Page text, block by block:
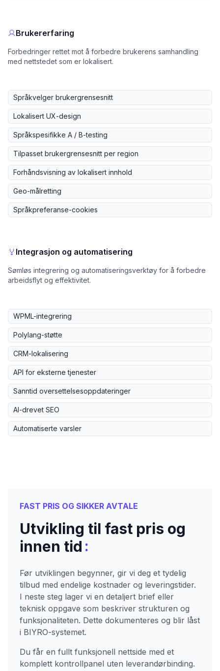
Brukererfaring
Forbedringer rettet mot å forbedre brukerens samhandling
med nettstedet som er lokalisert.
Språkvelger brukergrensesnitt
Lokalisert UX-design
Språkspesifikke A / B-testing
Tilpasset brukergrensesnitt per region
Forhåndsvisning av lokalisert innhold
Geo-målretting
Språkpreferanse-cookies
Integrasjon og automatisering
Sømløs integrering og automatiseringsverktøy for å forbedre
arbeidsflyt og effektivitet.
WPML-integrering
Polylang-støtte
CRM-lokalisering
API for eksterne tjenester
Sanntid oversettelsesoppdateringer
AI-drevet SEO
Automatiserte varsler
FAST PRIS OG SIKKER AVTALE
Utvikling til fast pris og
innen tid :
Før utviklingen begynner, gir vi deg et tydelig
tilbud med endelige kostnader og leveringstider.
I neste steg lager vi en detaljert brief eller
teknisk oppgave som beskriver strukturen og
funksjonaliteten. Dette dokumenteres og blir låst
i BIYRO-systemet.
Du får en fullt funksjonell nettside med et
komplett kontrollpanel uten leverandørbinding.